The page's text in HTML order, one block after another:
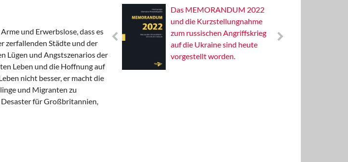
und Erwerbslose, dass es
zerfallenden Städte und der
Lügen und Angstszenarios der
Leben und die Hoffnung auf
nicht besser, er macht die
und Migranten zu
Desaster für Großbritannien,
Das MEMORANDUM 2022
und die Kurzstellungnahme
zum russischen Angriffskrieg
auf die Ukraine sind heute
vorgestellt worden.